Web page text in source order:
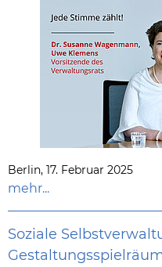
Berlin, 17. Februar 2025
mehr...
Soziale